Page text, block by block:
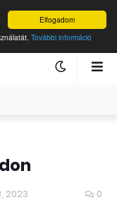
Elfogadom
További információ
2023 0